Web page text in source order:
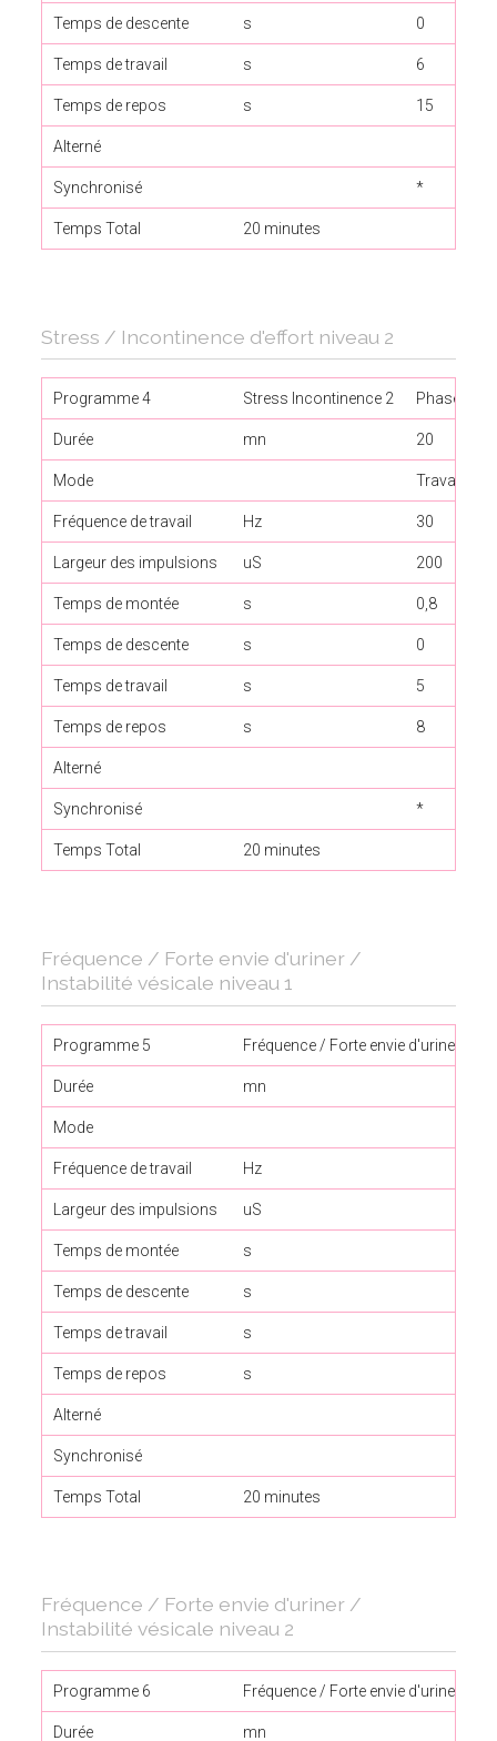
Temps de descente s 0
Temps de travail s 6
Temps de repos s 15
Alterné
Synchronisé *
Temps Total 20 minutes
Stress / Incontinence d'effort niveau 2
Programme 4 Stress Incontinence 2 Phase 1
Durée mn 20
Mode Travail /
Fréquence de travail Hz 30
Largeur des impulsions uS 200
Temps de montée s 0,8
Temps de descente s 0
Temps de travail s 5
Temps de repos s 8
Alterné
Synchronisé *
Temps Total 20 minutes
Fréquence / Forte envie d'uriner /
Instabilité vésicale niveau 1
Programme 5 Fréquence / Forte envie d'uriner 1
Durée mn
Mode
Fréquence de travail Hz
Largeur des impulsions uS
Temps de montée s
Temps de descente s
Temps de travail s
Temps de repos s
Alterné
Synchronisé
Temps Total 20 minutes
Fréquence / Forte envie d'uriner /
Instabilité vésicale niveau 2
Programme 6 Fréquence / Forte envie d'uriner 2
Durée mn